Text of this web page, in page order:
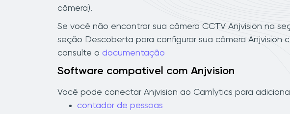
câmera).
Se você não encontrar sua câmera CCTV Anjvision na
seção Descoberta para configurar sua câmera Anjvision
consulte o documentação
Software compatível com Anjvision
Você pode conectar Anjvision ao Camlytics para
contador de pessoas